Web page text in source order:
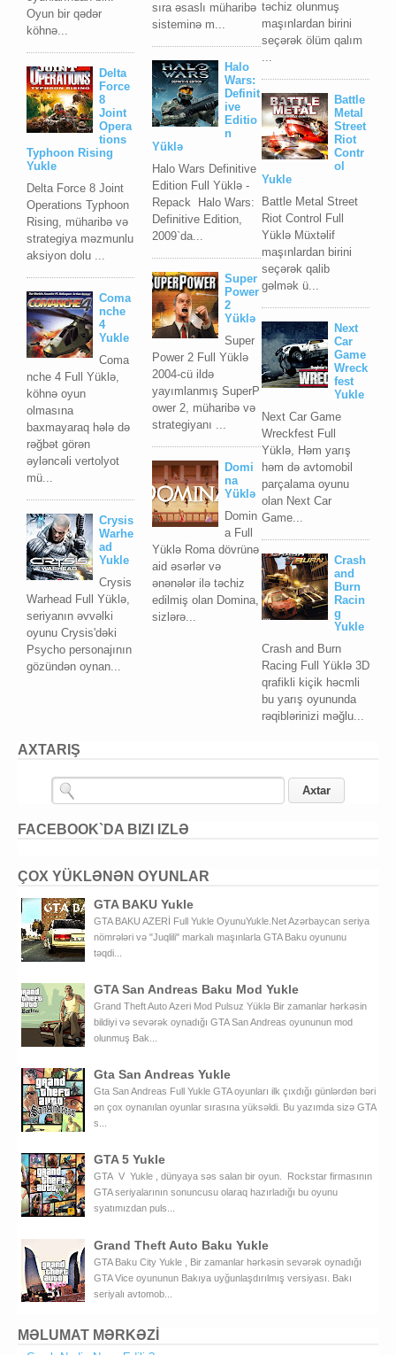
Oyun bir qədər
köhnə...
Delta
Force
8
Joint
Opera
tions
Typhoon Rising
Yukle
Delta Force 8 Joint
Operations Typhoon
Rising, müharibə və
strategiya məzmunlu
aksiyon dolu ...
Coma
nche
4
Yukle
Coma
nche 4 Full Yüklə,
köhnə oyun
olmasına
baxmayaraq hələ də
rəğbət görən
əyləncəli vertolyot
mü...
Crysis
Warhe
ad
Yukle
Crysis
Warhead Full Yüklə,
seriyanın əvvəlki
oyunu Crysis'dəki
Psycho personajının
gözündən oynan...
təchiz olunmuş
maşınlardan birini
seçərək ölüm qalım
...
Battle
Metal
Street
Riot
Contr
ol
Yukle
Battle Metal Street
Riot Control Full
Yüklə Müxtəlif
maşınlardan birini
seçərək qalib
gəlmək ü...
Next
Car
Game
Wreck
fest
Yukle
Next Car Game
Wreckfest Full
Yüklə, Həm yarış
həm də avtomobil
parçalama oyunu
olan Next Car
Game...
Crash
and
Burn
Racin
g
Yukle
Crash and Burn
Racing Full Yüklə 3D
qrafikli kiçik həcmli
bu yarış oyununda
rəqiblərinizi məğlu...
sıra əsaslı müharibə
sisteminə m...
Halo
Wars:
Definit
ive
Editio
n
Yüklə
Halo Wars Definitive
Edition Full Yüklə -
Repack Halo Wars:
Definitive Edition,
2009`da...
Super
Power
2
Yüklə
Super
Power 2 Full Yüklə
2004-cü ildə
yayımlanmış SuperP
ower 2, müharibə və
strategiyanı ...
Domi
na
Yüklə
Domin
a Full
Yüklə Roma dövrünə
aid əsərlər və
ənənələr ilə təchiz
edilmiş olan Domina,
sizlərə...
AXTARIŞ
FACEBOOK`DA BIZI IZLƏ
ÇOX YÜKLƏNƏN OYUNLAR
GTA BAKU Yukle
GTA BAKU AZERİ Full Yukle OyunuYukle.Net Azərbaycan seriya
nömrələri və "Juqlili" markalı maşınlarla GTA Baku oyununu
təqdi...
GTA San Andreas Baku Mod Yukle
Grand Theft Auto Azeri Mod Pulsuz Yüklə Bir zamanlar hərkəsin
bildiyi və sevərək oynadığı GTA San Andreas oyununun mod
olunmuş Bak...
Gta San Andreas Yukle
Gta San Andreas Full Yukle GTA oyunları ilk çıxdığı günlərdən bəri
ən çox oynanılan oyunlar sırasına yüksəldi. Bu yazımda sizə GTA
s...
GTA 5 Yukle
GTA V Yukle , dünyaya səs salan bir oyun. Rockstar firmasının
GTA seriyalarının sonuncusu olaraq hazırladığı bu oyunu
syatımızdan puls...
Grand Theft Auto Baku Yukle
GTA Baku City Yukle , Bir zamanlar hərkəsin sevərək oynadığı
GTA Vice oyununun Bakıya uyğunlaşdırılmış versiyası. Bakı
seriyalı avtomob...
MƏLUMAT MƏRKƏZİ